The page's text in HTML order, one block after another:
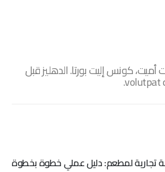
كونس إليت بورتا. الدهليز قبل
تجارية لمطعم: دليل عملي خطوة بخطوة